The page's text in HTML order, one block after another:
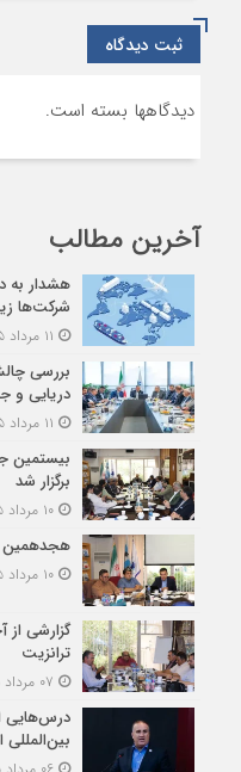
ثبت دیدگاه
دیدگاهها بسته است.
آخرین مطالب
هشدار به
شرکت‌ها
بررسی
دریایی و
بیستمین
برگزار شد
۱۰ مرداد ۱۴۰۵ - ۱۴:۳۴
هجدهمین
۱۰ مرداد ۱۴۰۵ - ۸:۱۱
گزارشی
ترانزیت
درس‌هایی
بین‌المللی